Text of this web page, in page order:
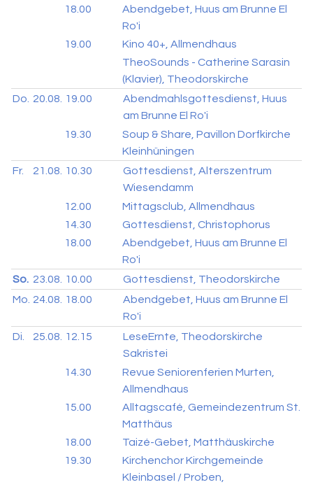
18.00
Abendgebet, Huus am Brunne El
Ro'i
19.00
Kino 40+, Allmendhaus
TheoSounds - Catherine Sarasin
(Klavier), Theodorskirche
Do.
20.08. 19.00
Abendmahlsgottesdienst, Huus
am Brunne El Ro'i
19.30
Soup & Share, Pavillon Dorfkirche
Kleinhüningen
Fr.
21.08. 10.30
Gottesdienst, Alterszentrum
Wiesendamm
12.00
Mittagsclub, Allmendhaus
14.30
Gottesdienst, Christophorus
18.00
Abendgebet, Huus am Brunne El
Ro'i
So. 23.08. 10.00
Gottesdienst, Theodorskirche
Mo. 24.08. 18.00
Abendgebet, Huus am Brunne El
Ro'i
Di.
25.08. 12.15
LeseErnte, Theodorskirche
Sakristei
14.30
Revue Seniorenferien Murten,
Allmendhaus
15.00
Alltagscafé, Gemeindezentrum St.
Matthäus
18.00
Taizé-Gebet, Matthäuskirche
19.30
Kirchenchor Kirchgemeinde
Kleinbasel / Proben,